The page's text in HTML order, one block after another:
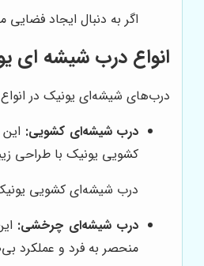
اگر به دنبال ایجاد
انواع درب شیشه ای
درب‌های شیشه‌ای یونیک در انواع
درب شیشه‌ای کشویی:
کشویی یونیک با طراحی
درب شیشه‌ای کشویی یونیک
درب شیشه‌ای چرخشی:
منحصر به فرد و عملکرد